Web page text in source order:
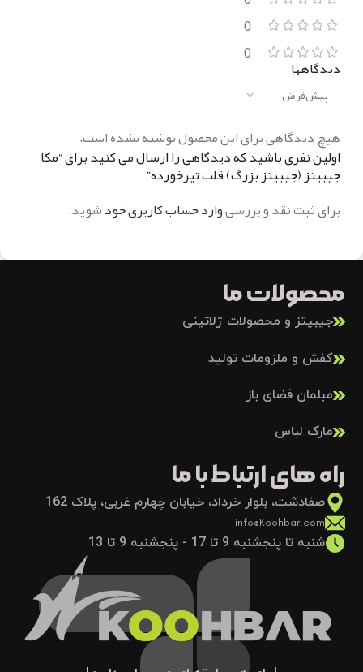
0
0
دیدگاهها
هیچ دیدگاهی برای این محصول نوشته نشده است.
اولین نفری باشید که دیدگاهی را ارسال می کنید برای “مگا
جیبیتز (جیبیتز بزرگ) قلب تیرخورده”
برای ثبت نقد و بررسیوارد حساب کاربری خودشوید.
محصولات ما
جیبیتز و محصولات ژلاتینی
کفش و ملزومات تولید
مبلمان فضای باز
مارک لباس
راه های ارتباط با ما
صفادشت، بلوار خرداد، خیابان چهارم غربی، پلاک 162
info@Koohbar.com
شنبه تا پنجشنبه 9 تا 17 - پنجشنبه 9 تا 13